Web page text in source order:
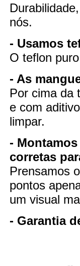
nós.
- Usamos
O teflon
- As
Por cima da
e com
limpar.
-
corretas
Prensamos
pontos
um visual
- Garantia